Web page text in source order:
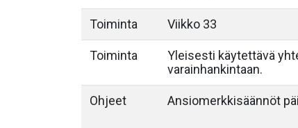
Toiminta Viikko 33
Toiminta
Yleisesti käytettävä
varainhankintaan.
Ohjeet Ansiomerkkisäännöt